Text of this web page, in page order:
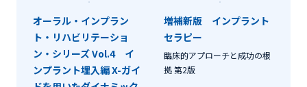
オーラル・インプラン
ト・リハビリテーショ
ン・シリーズ Vol.4 イ
ンプラント埋入編 X-ガイ
増補新版 インプラント
セラピー
臨床的アプローチと成功の根
拠 第2版